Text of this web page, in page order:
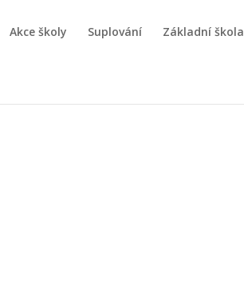
Akce školy Suplování Základní škola